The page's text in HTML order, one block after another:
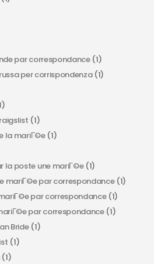
par correspondance(1)
per corrispondenza(1)
(1)
la mariГ©e(1)
la poste une mariГ©e(1)
mariГ©e par correspondance(1)
par correspondance(1)
par correspondance(1)
Bride(1)
(1)
(1)